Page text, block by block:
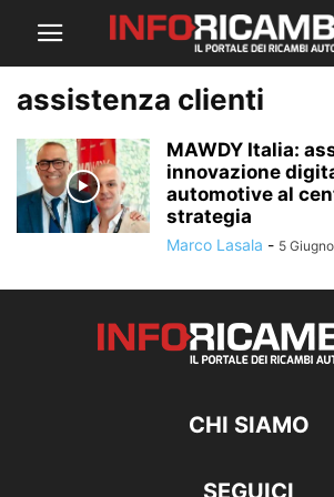
assistenza clienti
MAWDY Italia:
innovazione
automotive al
strategia
Marco Lasala - 5
CHI SIAMO
SEGUICI